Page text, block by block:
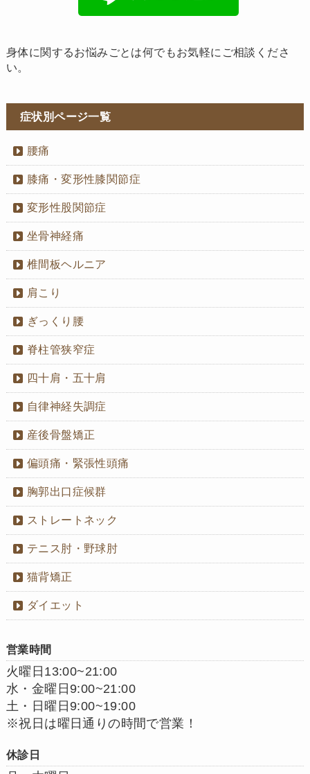
身体に関するお悩みごとは何でもお気軽にご相談くださ
い。
症状別ページ一覧
腰痛
膝痛・変形性膝関節症
変形性股関節症
坐骨神経痛
椎間板ヘルニア
肩こり
ぎっくり腰
脊柱管狭窄症
四十肩・五十肩
自律神経失調症
産後骨盤矯正
偏頭痛・緊張性頭痛
胸郭出口症候群
ストレートネック
テニス肘・野球肘
猫背矯正
ダイエット
営業時間
火曜日13:00~21:00
水・金曜日9:00~21:00
土・日曜日9:00~19:00
※祝日は曜日通りの時間で営業！
休診日